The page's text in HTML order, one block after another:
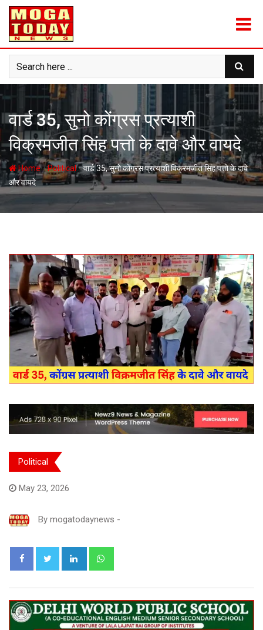
Skip
content
वार्ड 35, सुनो कोंग्रस प्रत्याशी
विक्रमजीत सिंह पत्तो के दावे और वायदे
Home-Political-वार्ड 35, सुनो कोंग्रस प्रत्याशी विक्रमजीत सिंह पत्तो के दावे
और वायदे
Political
May 23, 2026
By mogatodaynews -
LinkedIn